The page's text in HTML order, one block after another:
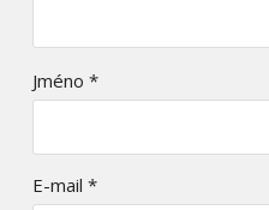
Jméno *
E-mail *